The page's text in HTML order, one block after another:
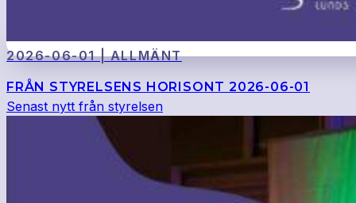
2026-06-01 | ALLMÄNT
FRÅN STYRELSENS HORISONT 2026-06-01
Senast nytt från styrelsen